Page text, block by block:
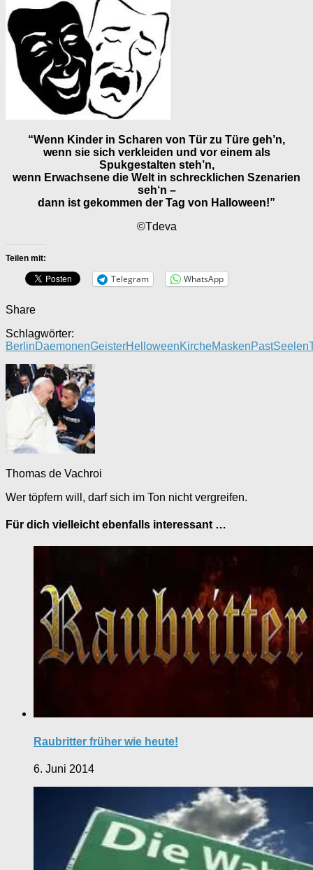
“Wenn Kinder in Scharen von Tür zu Türe geh’n,
wenn sie sich verkleiden und vor einem als
Spukgestalten steh’n,
wenn Erwachsene die Welt in schrecklichen Szenarien
seh‘n –
dann ist gekommen der Tag von Halloween!”
©Tdeva
Teilen mit:
Telegram WhatsApp
Share
Schlagwörter:
BerlinDaemonenGeisterHelloweenKircheMaskenPastSeelen
Thomas de Vachroi
Wer töpfern will, darf sich im Ton nicht vergreifen.
Für dich vielleicht ebenfalls interessant …
Raubritter früher wie heute!
6. Juni 2014